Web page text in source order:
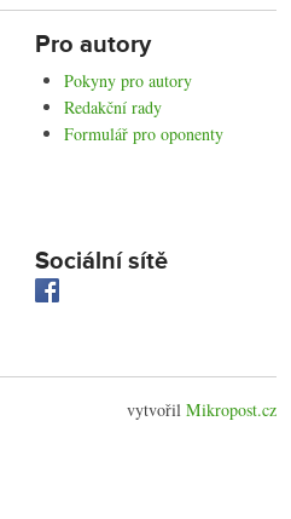
Pro autory
Pokyny pro autory
Redakční rady
Formulář pro oponenty
Sociální sítě
vytvořil Mikropost.cz